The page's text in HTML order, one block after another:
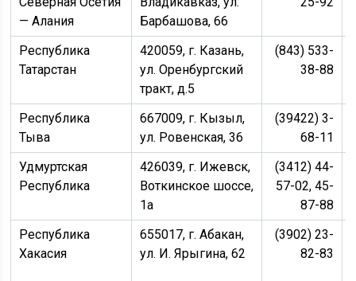
— Алания
Барбашова, 66
Республика
Татарстан
420059, г. Казань,
ул. Оренбургский
тракт, д.5
(843) 533-
38-88
Республика
Тыва
667009, г. Кызыл,
ул. Ровенская, 36
(39422) 3-
68-11
Удмуртская
Республика
426039, г. Ижевск,
Воткинское шоссе,
1а
(3412) 44-
57-02, 45-
87-88
Республика
Хакасия
655017, г. Абакан,
ул. И. Ярыгина, 62
(3902) 23-
82-83